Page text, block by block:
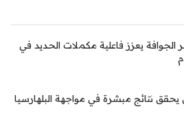
الجوافة يعزز فاعلية مكملات الحديد في
يحقق نتائج مبشرة في مواجهة البلهارسيا